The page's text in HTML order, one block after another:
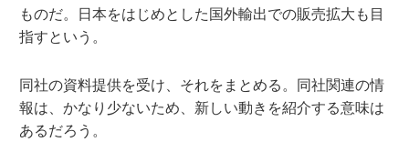
ものだ。日本をはじめとした国外輸出での販売拡大も目
指すという。
同社の資料提供を受け、それをまとめる。同社関連の情
報は、かなり少ないため、新しい動きを紹介する意味は
あるだろう。